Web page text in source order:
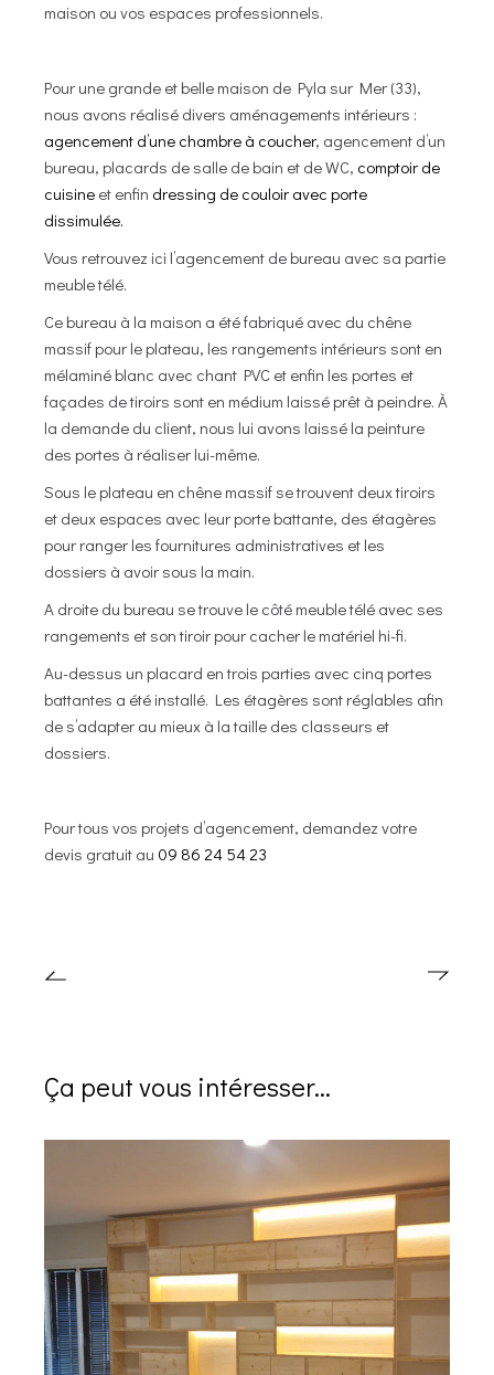
maison ou vos espaces professionnels.
Pour une grande et belle maison de Pyla sur Mer (33),
nous avons réalisé divers aménagements intérieurs :
agencement d’une chambre à coucher, agencement d’un
bureau, placards de salle de bain et de WC, comptoir de
cuisine et enfin dressing de couloir avec porte
dissimulée.
Vous retrouvez ici l’agencement de bureau avec sa partie
meuble télé.
Ce bureau à la maison a été fabriqué avec du chêne
massif pour le plateau, les rangements intérieurs sont en
mélaminé blanc avec chant PVC et enfin les portes et
façades de tiroirs sont en médium laissé prêt à peindre. À
la demande du client, nous lui avons laissé la peinture
des portes à réaliser lui-même.
Sous le plateau en chêne massif se trouvent deux tiroirs
et deux espaces avec leur porte battante, des étagères
pour ranger les fournitures administratives et les
dossiers à avoir sous la main.
A droite du bureau se trouve le côté meuble télé avec ses
rangements et son tiroir pour cacher le matériel hi-fi.
Au-dessus un placard en trois parties avec cinq portes
battantes a été installé. Les étagères sont réglables afin
de s’adapter au mieux à la taille des classeurs et
dossiers.
Pour tous vos projets d’agencement, demandez votre
devis gratuit au 09 86 24 54 23
Ça peut vous intéresser...